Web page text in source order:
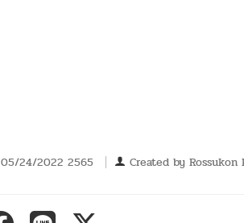
05/24/2022 2565 Created by Rossukon